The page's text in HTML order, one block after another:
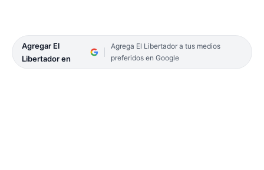
Agregar El
Libertador en
Agrega El Libertador a tus medios
preferidos en Google